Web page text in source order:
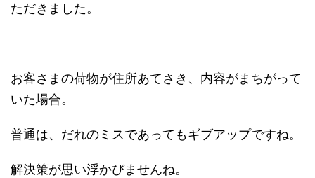
ただきました。
お客さまの荷物が住所あてさき、内容がまちがって
いた場合。
普通は、だれのミスであってもギブアップですね。
解決策が思い浮かびませんね。